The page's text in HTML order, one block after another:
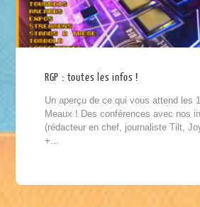
RGP : toutes les infos !
Un aperçu de ce qui vous attend les
Meaux ! Des conférences avec nos
(rédacteur en chef, journaliste Tilt,
+...